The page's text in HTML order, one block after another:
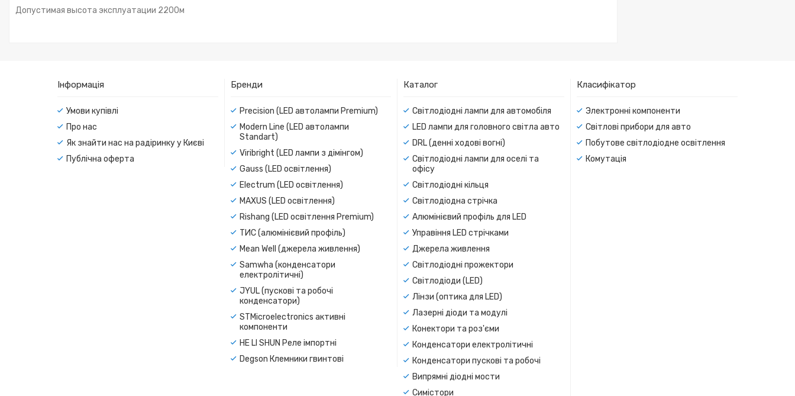
Допустимая высота эксплуатации 2200м
Інформація
Умови купівлі
Про нас
Як знайти нас на радіринку у Києві
Публічна оферта
Бренди
Precision (LED автолампи Premium)
Modern Line (LED автолампи
Standart)
Viribright (LED лампи з дімінгом)
Gauss (LED освітлення)
Electrum (LED освітлення)
MAXUS (LED освітлення)
Rishang (LED освітлення Premium)
ТИС (алюмінієвий профіль)
Mean Well (джерела живлення)
Samwha (конденсатори
електролітичні)
JYUL (пускові та робочі
конденсатори)
STMicroelectronics активні
компоненти
HE LI SHUN Реле імпортні
Degson Клемники гвинтові
Каталог
Світлодіодні лампи для автомобіля
LED лампи для головного світла авто
DRL (денні ходові вогні)
Світлодіодні лампи для оселі та
офісу
Світлодіодні кільця
Світлодіодна стрічка
Алюмінієвий профіль для LED
Управіння LED стрічками
Джерела живлення
Світлодіодні прожектори
Світлодіоди (LED)
Лінзи (оптика для LED)
Лазерні діоди та модулі
Конектори та роз'єми
Конденсатори електролітичні
Конденсатори пускові та робочі
Випрямні діодні мости
Симістори
Класифікатор
Электронні компоненти
Світлові прибори для авто
Побутове світлодіодне освітлення
Комутація